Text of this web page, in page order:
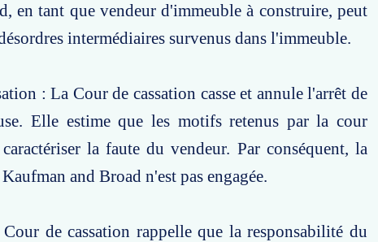
en tant que vendeur d'immeuble à construire, peut
intermédiaires survenus dans l'immeuble.
: La Cour de cassation casse et annule l'arrêt de
Elle estime que les motifs retenus par la cour
la faute du vendeur. Par conséquent, la
and Broad n'est pas engagée.
de cassation rappelle que la responsabilité du